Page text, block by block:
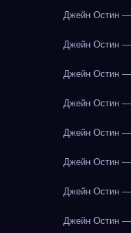
Джейн Остин —
Джейн Остин —
Джейн Остин —
Джейн Остин —
Джейн Остин —
Джейн Остин —
Джейн Остин —
Джейн Остин —